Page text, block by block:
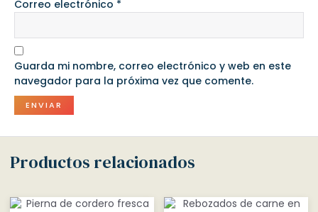
Correo electrónico *
Guarda mi nombre, correo electrónico y web en este
navegador para la próxima vez que comente.
Productos relacionados